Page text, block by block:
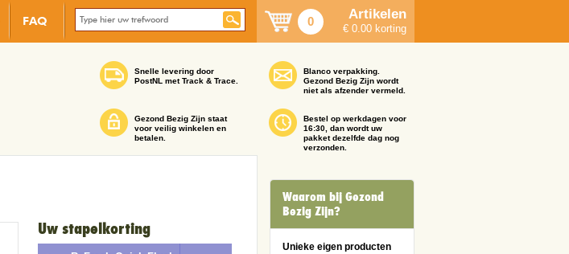
FAQ 0 Artikelen
€ 0.00 korting
Snelle levering door
PostNL met Track & Trace.
Gezond Bezig Zijn staat
voor veilig winkelen en
betalen.
Blanco verpakking.
Gezond Bezig Zijn wordt
niet als afzender vermeld.
Bestel op werkdagen voor
16:30, dan wordt uw
pakket dezelfde dag nog
verzonden.
Uw stapelkorting
Waarom bij Gezond
Bezig Zijn?
Unieke eigen producten